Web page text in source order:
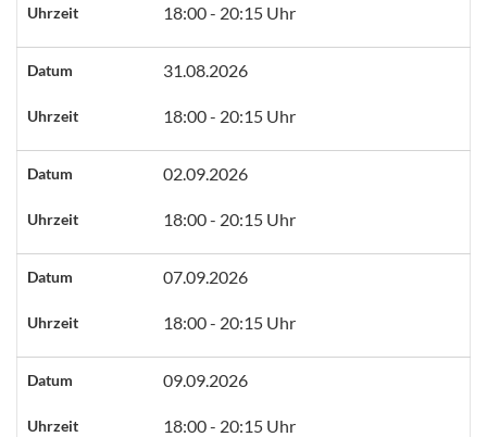
Uhrzeit 18:00 - 20:15 Uhr
Datum 31.08.2026
Uhrzeit 18:00 - 20:15 Uhr
Datum 02.09.2026
Uhrzeit 18:00 - 20:15 Uhr
Datum 07.09.2026
Uhrzeit 18:00 - 20:15 Uhr
Datum 09.09.2026
Uhrzeit 18:00 - 20:15 Uhr